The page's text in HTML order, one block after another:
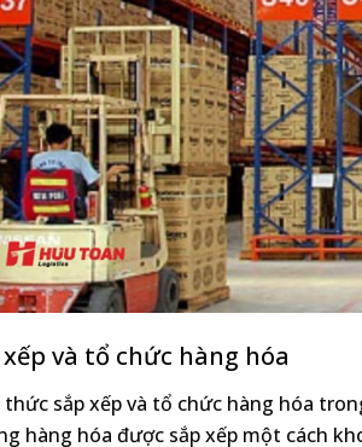
xếp và tổ chức hàng hóa
thức sắp xếp và tổ chức hàng hóa
hàng hóa được sắp xếp một cách